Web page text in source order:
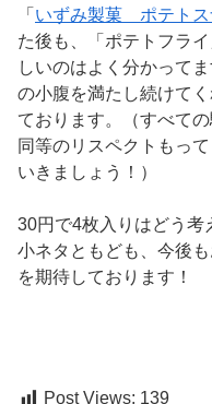
「 いずみ製菓 ポテトス
た後も、「ポテトフラ
しいのはよく分かって
の小腹を満たし続けて
ております。（すべて
同等のリスペクトもっ
いきましょう！）
30円で4枚入りはどう考
小ネタともども、今後
を期待しております！
Post Views: 139